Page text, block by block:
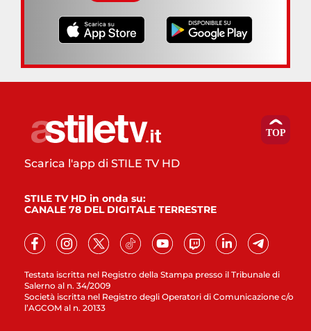
Testata iscritta nel Registro della Stampa presso il Tribunale di
Salerno al n. 34/2009
Società iscritta nel Registro degli Operatori di Comunicazione c/o
l’AGCOM al n. 20133
Scarica l'app di STILE TV HD
STILE TV HD in onda su:
CANALE 78 DEL DIGITALE TERRESTRE